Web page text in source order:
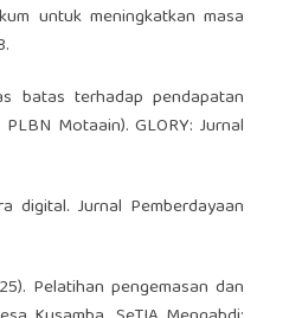
untuk meningkatkan masa
batas terhadap pendapatan
Motaain). GLORY: Jurnal
digital. Jurnal Pemberdayaan
Pelatihan pengemasan dan